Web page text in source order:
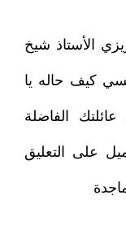
الأستاذ شيخ
كيف حاله يا
الفاضلة
على التعليق